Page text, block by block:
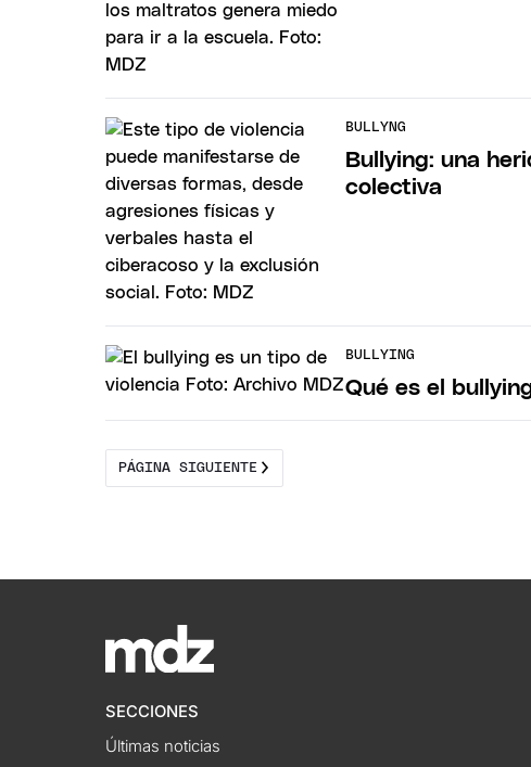
BULLYNG
Bullying: una
colectiva
BULLYING
Qué es el
PÁGINA SIGUIENTE
SECCIONES
Últimas noticias